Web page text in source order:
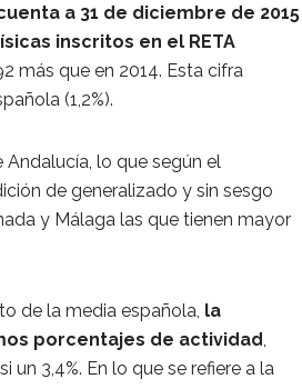
a 31 de diciembre de 2015
inscritos en el RETA
más que en 2014. Esta cifra
(1,2%).
lo que según el
de generalizado y sin sesgo
y Málaga las que tienen mayor
de la media española, la
porcentajes de actividad,
3,4%. En lo que se refiere a la